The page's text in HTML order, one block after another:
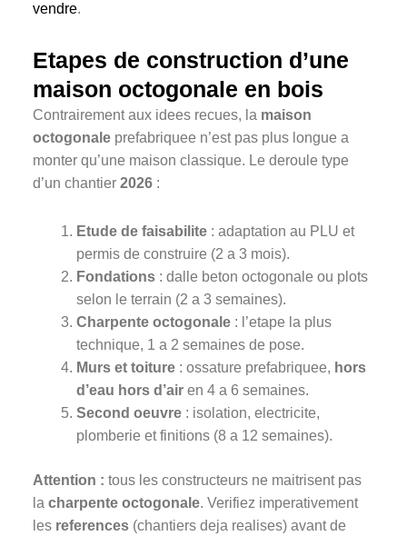
vendre.
Etapes de construction d’une
maison octogonale en bois
Contrairement aux idees recues, la maison
octogonale prefabriquee n’est pas plus longue a
monter qu’une maison classique. Le deroule type
d’un chantier 2026 :
Etude de faisabilite : adaptation au PLU et
permis de construire (2 a 3 mois).
Fondations : dalle beton octogonale ou plots
selon le terrain (2 a 3 semaines).
Charpente octogonale : l’etape la plus
technique, 1 a 2 semaines de pose.
Murs et toiture : ossature prefabriquee, hors
d’eau hors d’air en 4 a 6 semaines.
Second oeuvre : isolation, electricite,
plomberie et finitions (8 a 12 semaines).
Attention : tous les constructeurs ne maitrisent pas
la charpente octogonale. Verifiez imperativement
les references (chantiers deja realises) avant de